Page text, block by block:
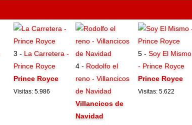
3 - La Carretera -
Prince Royce
Prince Royce
Visitas: 5.986
4 - Rodolfo el
reno - Villancicos
de Navidad
Villancicos de
Navidad
5 - Soy El Mismo
- Prince Royce
Prince Royce
Visitas: 5.622